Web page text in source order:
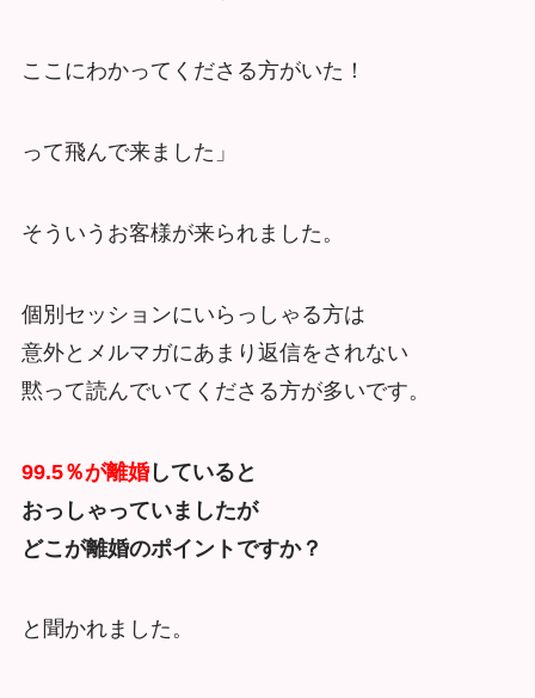
ここにわかってくださる方がいた！
って飛んで来ました」
そういうお客様が来られました。
個別セッションにいらっしゃる方は
意外とメルマガにあまり返信をされない
黙って読んでいてくださる方が多いです。
99.5％が離婚していると
おっしゃっていましたが
どこが離婚のポイントですか？
と聞かれました。